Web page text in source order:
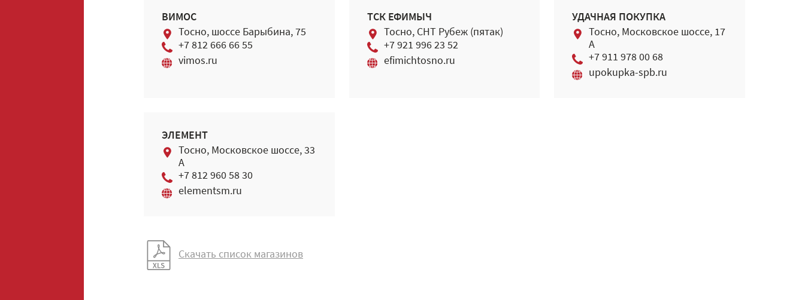
ВИМОС
Тосно, шоссе Барыбина, 75
+7 812 666 66 55
vimos.ru
ТСК ЕФИМЫЧ
Тосно, СНТ Рубеж (пятак)
+7 921 996 23 52
efimichtosno.ru
УДАЧНАЯ ПОКУПКА
Тосно, Московское шоссе, 17
А
+7 911 978 00 68
upokupka-spb.ru
ЭЛЕМЕНТ
Тосно, Московское шоссе, 33
А
+7 812 960 58 30
elementsm.ru
Скачать список магазинов